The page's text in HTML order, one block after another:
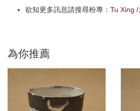
欲知更多訊息請搜尋粉專： Tu Xing
為你推薦